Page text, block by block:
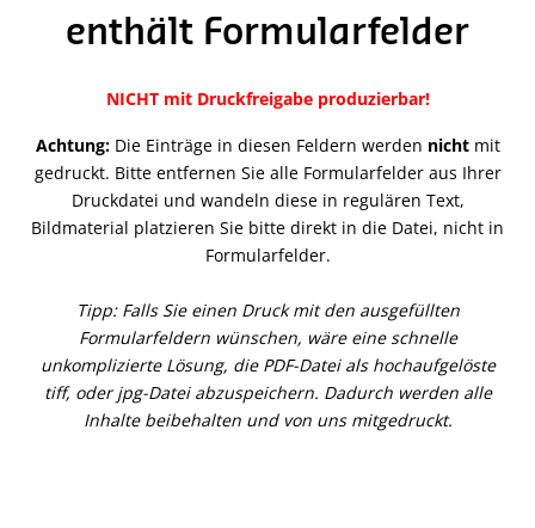
enthält Formularfelder
NICHT mit Druckfreigabe produzierbar!
Achtung:Die Einträge in diesen Feldern werden nichtmit
gedruckt. Bitte entfernen Sie alle Formularfelder aus Ihrer
Druckdatei und wandeln diese in regulären Text,
Bildmaterial platzieren Sie bitte direkt in die Datei, nicht in
Formularfelder.
Tipp: Falls Sie einen Druck mit den ausgefüllten
Formularfeldern wünschen, wäre eine schnelle
unkomplizierte Lösung, die PDF-Datei als hochaufgelöste
tiff, oder jpg-Datei abzuspeichern. Dadurch werden alle
Inhalte beibehalten und von uns mitgedruckt.